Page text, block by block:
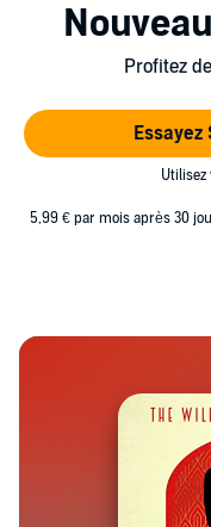
Profitez
5,99 € par mois après 30